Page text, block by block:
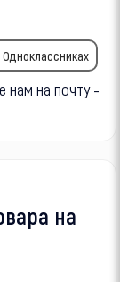
нам на почту -
на